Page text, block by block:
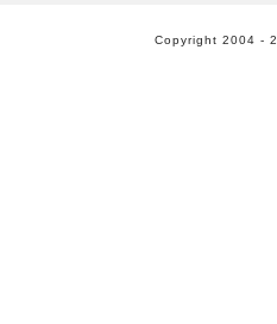
Copyright 2004 -